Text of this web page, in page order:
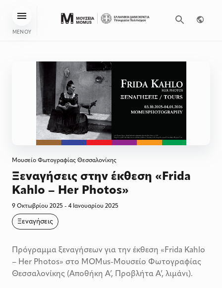
ΜΕΝΟΥ
Μουσείο Φωτογραφίας Θεσσαλονίκης
Ξεναγήσεις στην έκθεση «Frida
Kahlo – Her Photos»
9 Οκτωβρίου 2025 - 4 Ιανουαρίου 2025
Ξεναγήσεις
Πρόγραμμα ξεναγήσεων για την έκθεση «Frida Kahlo
– Her Photos» στο MOMus-Μουσείο Φωτογραφίας
Θεσσαλονίκης (Αποθήκη Α’, Προβλήτα Α’, λιμάνι).